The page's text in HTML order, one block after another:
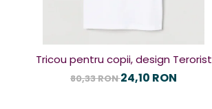
Tricou pentru copii, design Terorist
80,33 RON24,10 RON